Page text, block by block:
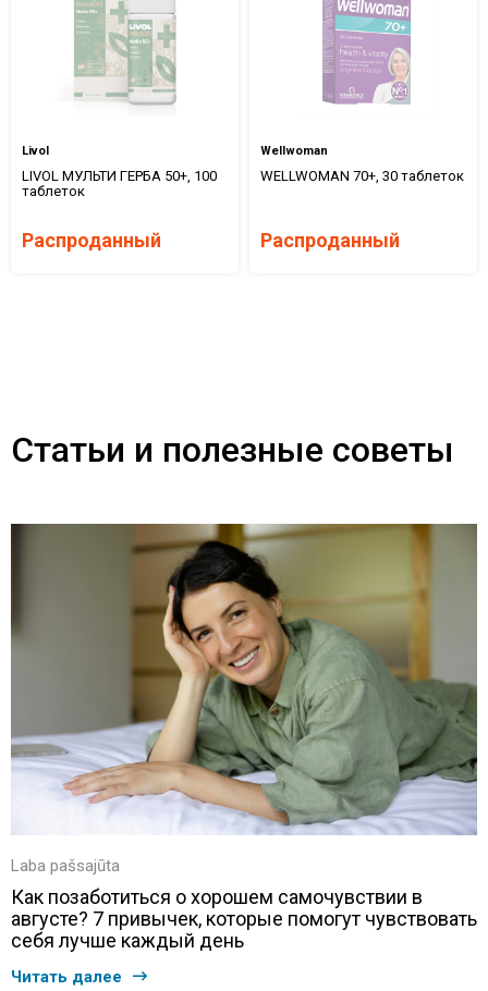
Livol
LIVOL МУЛЬТИ ГЕРБА 50+, 100
таблеток
Распроданный
Wellwoman
WELLWOMAN 70+, 30 таблеток
Распроданный
Статьи и полезные советы
Laba pašsajūta
Как позаботиться о хорошем самочувствии в
августе? 7 привычек, которые помогут чувствовать
себя лучше каждый день
Читать далее